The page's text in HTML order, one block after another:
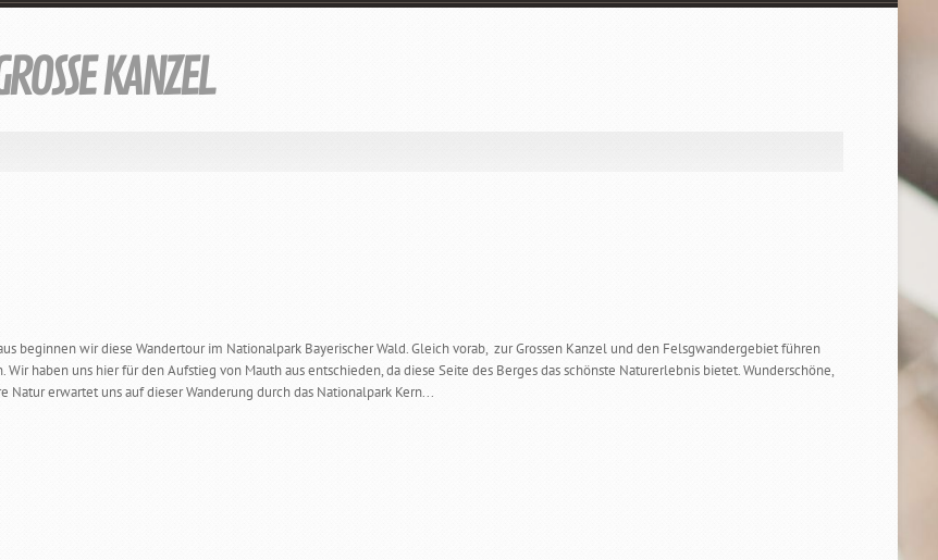
KANZEL
aus beginnen wir diese Wandertour im Nationalpark Bayerischer Wald. Gleich vorab, zur Grossen Kanzel und den Felsgwandergebiet führen
Wir haben uns hier für den Aufstieg von Mauth aus entschieden, da diese Seite des Berges das schönste Naturerlebnis bietet. Wunderschöne,
Natur erwartet uns auf dieser Wanderung durch das Nationalpark Kern...